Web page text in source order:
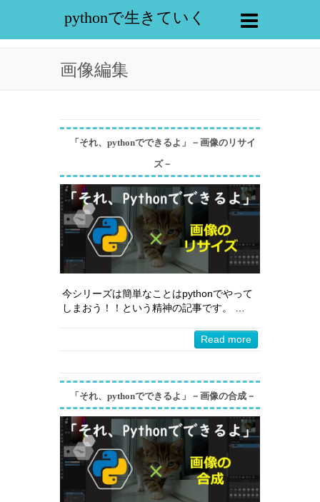
pythonで生きていく
画像編集
「それ、pythonでできるよ」－画像のリサイ
ズ－
今シリーズは簡単なことはpythonでやって
しまおう！！という精神の記事です。 …
Read more
「それ、pythonでできるよ」－画像の合成－